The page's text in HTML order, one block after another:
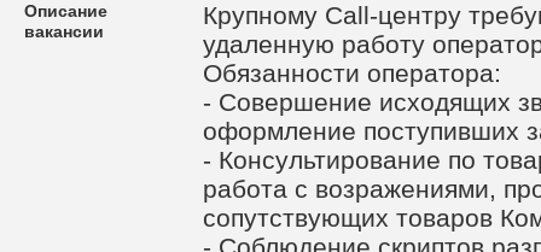
Описание
вакансии
Крупному Call-центру
удаленную работу
Обязанности оператора:
- Совершение исходящих
оформление поступивших
- Консультирование по
работа с возражениями,
сопутствующих товаров